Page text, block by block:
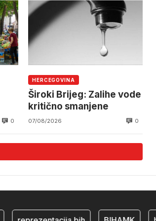
0
HERCEGOVINA
Široki Brijeg: Zalihe vode
kritično smanjene
07/08/2026 0